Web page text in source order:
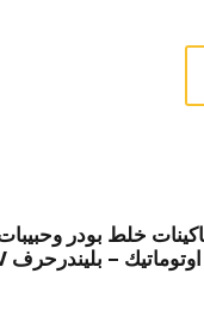
خلط بودر
اوتوماتيك – بليندرحرف V